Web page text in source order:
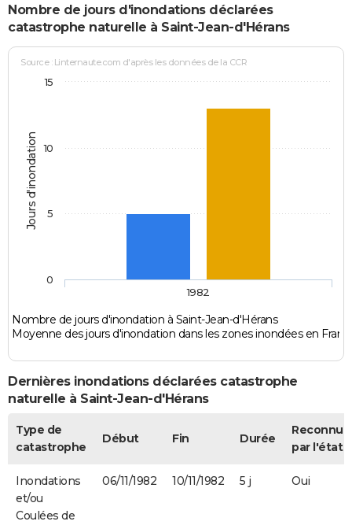
Nombre de jours d'inondations déclarées
catastrophe naturelle à Saint-Jean-d'Hérans
Jours d'inondation
Source : Linternaute.com d'après les données de la CCR
Nombre de jours d'inondation à Saint-Jean-d'Hérans
Moyenne des jours d'inondation dans les zones inondées en
1982
0
5
10
15
Dernières inondations déclarées catastrophe
naturelle à Saint-Jean-d'Hérans
Type de
catastrophe
Début Fin Durée
Reconnue
par l'état
Inondations
et/ou
Coulées de
06/11/1982 10/11/1982 5 j Oui